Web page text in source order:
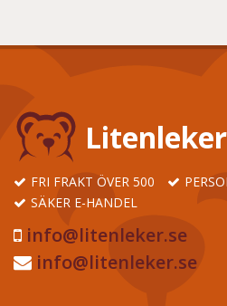
FRI FRAKT ÖVER 500
SÄKER E-HANDEL
info@litenleker.se
info@litenleker.se